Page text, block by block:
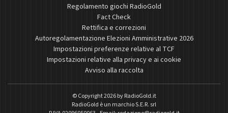
Regolamento giochi RadioGold
Fact Check
Rettifica e correzioni
Autoregolamentazione Elezioni Amministrative 2026
Impostazioni preferenze relative al TCF
Impostazioni relative alla privacy e ai cookie
Avviso alla raccolta
© Copyright 2026 byRadioGold.it
RadioGold è un marchio S.E.R. srl